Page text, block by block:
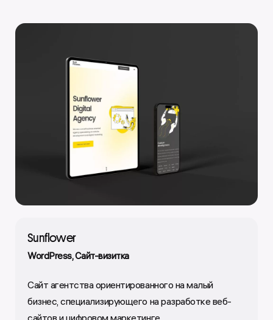
Sunflower
WordPress Сайт-визитка
Сайт агентства ориентированного на малый
бизнес, специализирующего на разработке веб-